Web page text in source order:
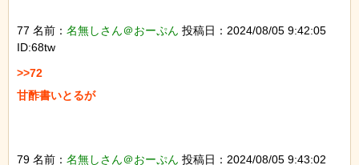
77 名前： 名無しさん＠おーぷん 投稿日：2024/08/05 9:42:05
ID:68tw
>>72
甘酢書いとるが
79 名前： 名無しさん＠おーぷん 投稿日：2024/08/05 9:43:02